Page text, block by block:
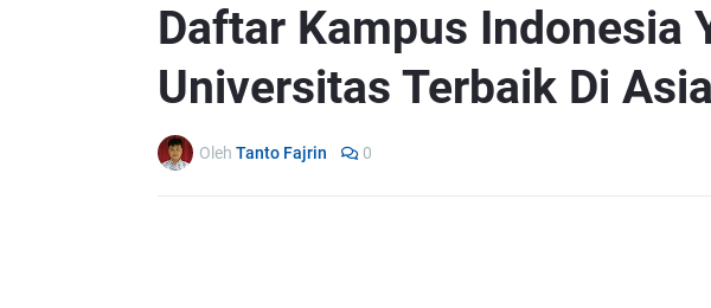
Daftar Kampus Indonesia
Universitas Terbaik Di Asia
Oleh Tanto Fajrin 0